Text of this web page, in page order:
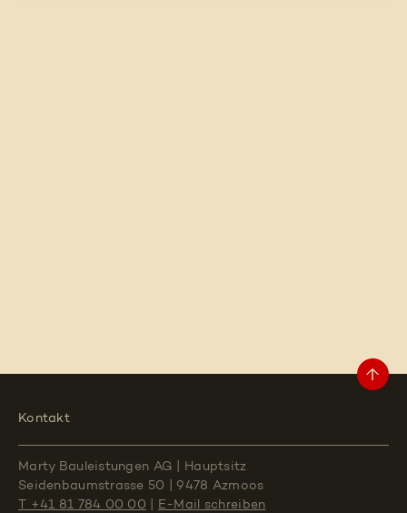
Kontakt
Marty Bauleistungen AG
Hauptsitz
Seidenbaumstrasse 50
9478 Azmoos
T +41 81 784 00 00
E-Mail schreiben